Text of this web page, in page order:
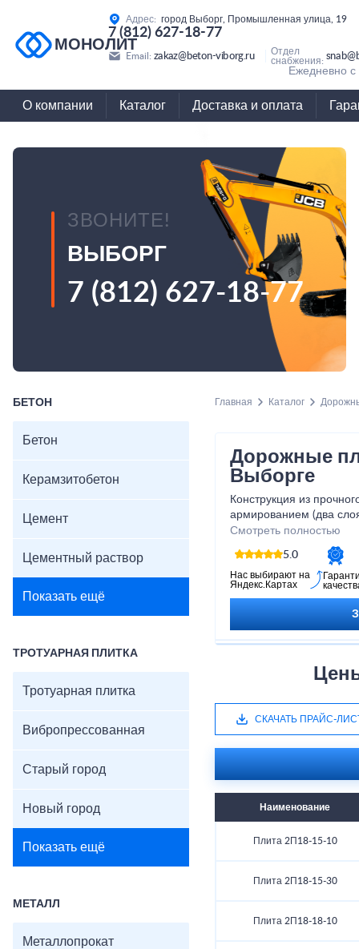
МОНОЛИТ
Адрес: город Выборг, Промышленная улица, 19
7 (812) 627-18-77
Email: zakaz@beton-viborg.ru
Отдел
снабжения:
Ежедневно
О компании Каталог Доставка и оплата
ЗВОНИТЕ!
ВЫБОРГ
7 (812) 627-18-77
БЕТОН
Бетон
Керамзитобетон
Цемент
Цементный раствор
Показать ещё
ТРОТУАРНАЯ ПЛИТКА
Тротуарная плитка
Вибропрессованная
Старый город
Новый город
Показать ещё
МЕТАЛЛ
Металлопрокат
Главная Каталог
Дорожные
Выборге
Конструкция из
армированием (два
соединением в виде
Монтаж должен
грунте.
Смотреть полностью
5.0
Нас выбирают на
Яндекс.Картах
СКАЧАТЬ ПРАЙС-
Наименование
Плита 2П18-15-10
Плита 2П18-15-30
Плита 2П18-18-10